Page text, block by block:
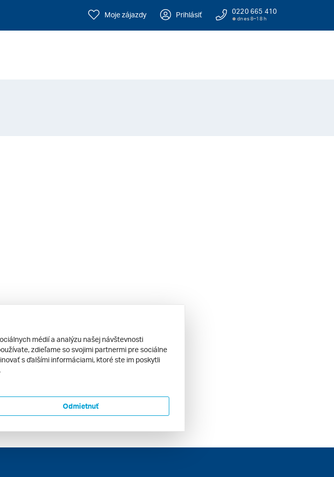
Moje zájazdy Prihlásiť 0220 665 410
dnes 8–18 h
médií a analýzu našej návštevnosti
zdieľame so svojimi partnermi pre sociálne
s ďalšími informáciami, ktoré ste im poskytli
Odmietnuť